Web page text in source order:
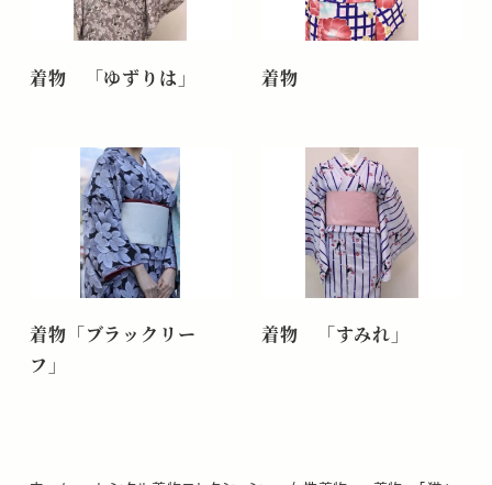
着物 「ゆずりは」 着物
着物「ブラックリー
フ」
着物 「すみれ」